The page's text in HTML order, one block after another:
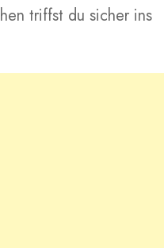
triffst du sicher ins